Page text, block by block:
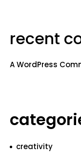
recent
A WordPress
creativity